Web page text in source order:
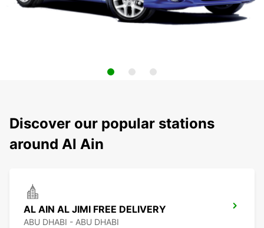
Discover our popular stations
around Al Ain
AL AIN AL JIMI FREE DELIVERY
ABU DHABI - ABU DHABI